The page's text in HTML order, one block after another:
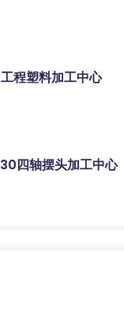
程塑料加工中心
四轴摆头加工中心